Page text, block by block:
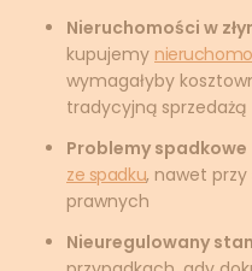
Nieruchomości w
kupujemy
wymagałyby
tradycyjną sprzedażą
Problemy spadkowe
ze spadku, nawet
prawnych
Nieuregulowany